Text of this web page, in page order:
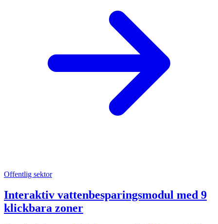
Offentlig sektor
Interaktiv vattenbesparingsmodul med 9
klickbara zoner